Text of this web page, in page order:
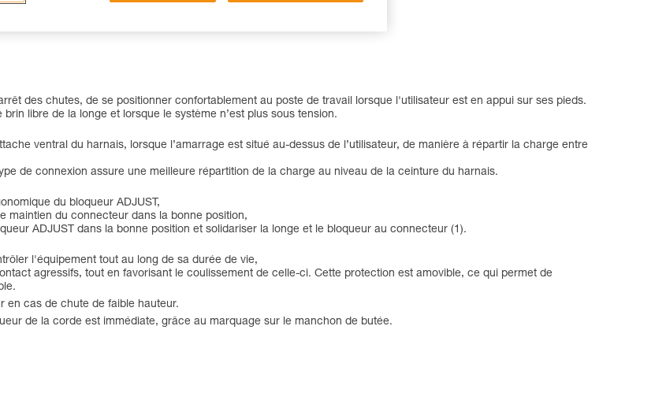
des chutes, de se positionner confortablement au poste de travail lorsque l'utilisateur est en appui sur ses pieds.
libre de la longe et lorsque le système n’est plus sous tension.
ventral du harnais, lorsque l’amarrage est situé au-dessus de l’utilisateur, de manière à répartir la charge entre
de connexion assure une meilleure répartition de la charge au niveau de la ceinture du harnais.
du bloqueur ADJUST,
maintien du connecteur dans la bonne position,
ADJUST dans la bonne position et solidariser la longe et le bloqueur au connecteur (1).
l'équipement tout au long de sa durée de vie,
agressifs, tout en favorisant le coulissement de celle-ci. Cette protection est amovible, ce qui permet de
en cas de chute de faible hauteur.
de la corde est immédiate, grâce au marquage sur le manchon de butée.